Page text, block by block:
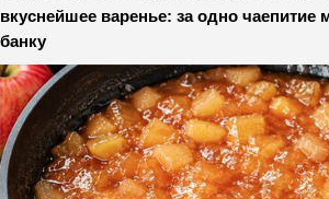
вкуснейшее варенье: за одно
банку